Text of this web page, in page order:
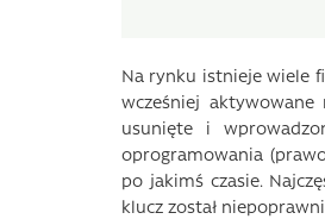
Na rynku istnieje wiele
wcześniej
usunięte i
oprogramowania
po jakimś czasie.
klucz został